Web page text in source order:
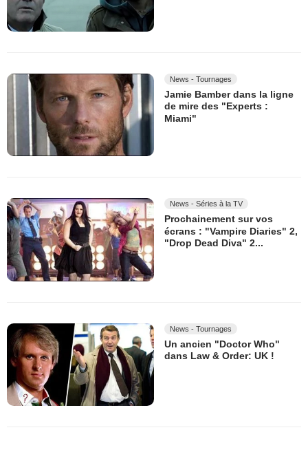
News - Tournages
Jamie Bamber dans la ligne
de mire des "Experts :
Miami"
News - Séries à la TV
Prochainement sur vos
écrans : "Vampire Diaries" 2,
"Drop Dead Diva" 2...
News - Tournages
Un ancien "Doctor Who"
dans Law & Order: UK !